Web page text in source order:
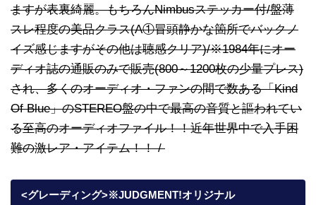
ますが表裏綺麗。もちろんNimbusステッカー付/盤薄
スレ程度の美品クラス(A①冒頭静かな箇所でバックノ
イズ感じますがその他は聴感クリア)/※1984年にオー
ディオ誌の通販のみで販売(800～1200枚の少量プレス)
され、多くのオーディオ・ファンの間で数ある「Kind
Of Blue」のSTEREO盤の中で最高の音質と謳われてい
る至高のオーディオファイル！！近年世界中で入手困
難の激レア・アイテム！！ /
<グレーディング>※JUDGMENT!オリジナル